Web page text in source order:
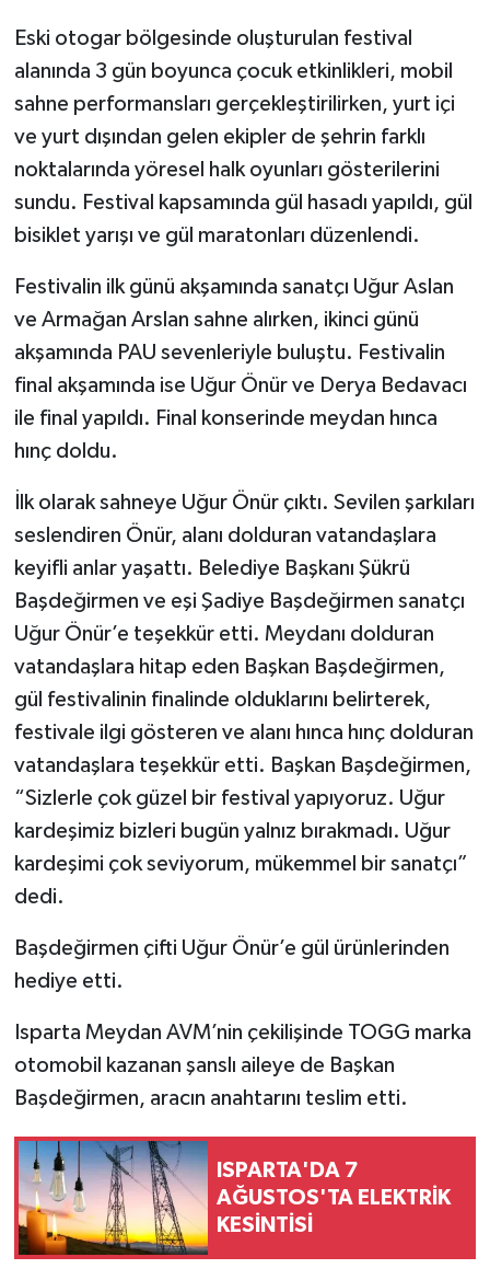
Eski otogar bölgesinde oluşturulan festival
alanında 3 gün boyunca çocuk etkinlikleri, mobil
sahne performansları gerçekleştirilirken, yurt içi
ve yurt dışından gelen ekipler de şehrin farklı
noktalarında yöresel halk oyunları gösterilerini
sundu. Festival kapsamında gül hasadı yapıldı, gül
bisiklet yarışı ve gül maratonları düzenlendi.
Festivalin ilk günü akşamında sanatçı Uğur Aslan
ve Armağan Arslan sahne alırken, ikinci günü
akşamında PAU sevenleriyle buluştu. Festivalin
final akşamında ise Uğur Önür ve Derya Bedavacı
ile final yapıldı. Final konserinde meydan hınca
hınç doldu.
İlk olarak sahneye Uğur Önür çıktı. Sevilen şarkıları
seslendiren Önür, alanı dolduran vatandaşlara
keyifli anlar yaşattı. Belediye Başkanı Şükrü
Başdeğirmen ve eşi Şadiye Başdeğirmen sanatçı
Uğur Önür’e teşekkür etti. Meydanı dolduran
vatandaşlara hitap eden Başkan Başdeğirmen,
gül festivalinin finalinde olduklarını belirterek,
festivale ilgi gösteren ve alanı hınca hınç dolduran
vatandaşlara teşekkür etti. Başkan Başdeğirmen,
“Sizlerle çok güzel bir festival yapıyoruz. Uğur
kardeşimiz bizleri bugün yalnız bırakmadı. Uğur
kardeşimi çok seviyorum, mükemmel bir sanatçı”
dedi.
Başdeğirmen çifti Uğur Önür’e gül ürünlerinden
hediye etti.
Isparta Meydan AVM’nin çekilişinde TOGG marka
otomobil kazanan şanslı aileye de Başkan
Başdeğirmen, aracın anahtarını teslim etti.
ISPARTA'DA 7
AĞUSTOS'TA ELEKTRİK
KESİNTİSİ